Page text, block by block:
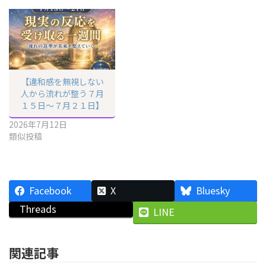
【違和感を無視しない
人から流れが整う７月
１５日〜７月２１日】
2026年7月12日
類似投稿
Facebook X
Bluesky
Threads
LINE
関連記事